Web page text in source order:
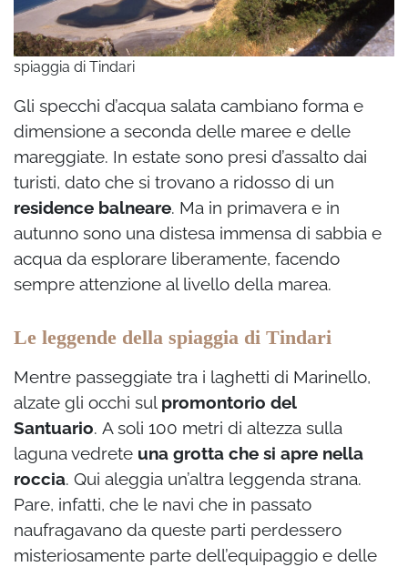
spiaggia di Tindari
Gli specchi d’acqua salata cambiano forma e
dimensione a seconda delle maree e delle
mareggiate. In estate sono presi d’assalto dai
turisti, dato che si trovano a ridosso di un
residence balneare. Ma in primavera e in
autunno sono una distesa immensa di sabbia e
acqua da esplorare liberamente, facendo
sempre attenzione al livello della marea.
Le leggende della spiaggia di Tindari
Mentre passeggiate tra i laghetti di Marinello,
alzate gli occhi sul promontorio del
Santuario. A soli 100 metri di altezza sulla
laguna vedrete una grotta che si apre nella
roccia. Qui aleggia un’altra leggenda strana.
Pare, infatti, che le navi che in passato
naufragavano da queste parti perdessero
misteriosamente parte dell’equipaggio e delle